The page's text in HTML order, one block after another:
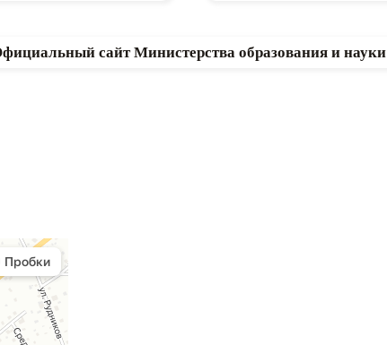
сайт Министерства образования и науки